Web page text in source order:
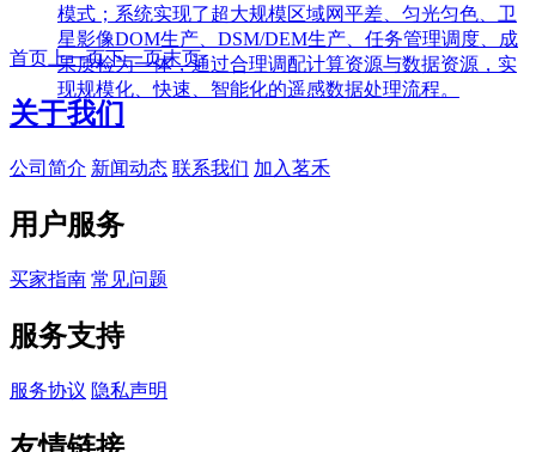
模式；系统实现了超大规模区域网平差、匀光匀色、卫
星影像DOM生产、DSM/DEM生产、任务管理调度、成
果质检为一体，通过合理调配计算资源与数据资源，实
现规模化、快速、智能化的遥感数据处理流程。
首页 上一页下一页末页
关于我们
公司简介 新闻动态 联系我们 加入茗禾
用户服务
买家指南 常见问题
服务支持
服务协议 隐私声明